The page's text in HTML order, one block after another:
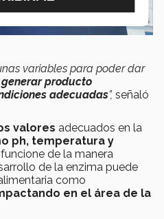
variables para poder dar
producto
adecuadas”, señaló
valores adecuados en la
ph, temperatura y
de la manera
de la enzima puede
como
en el área de la